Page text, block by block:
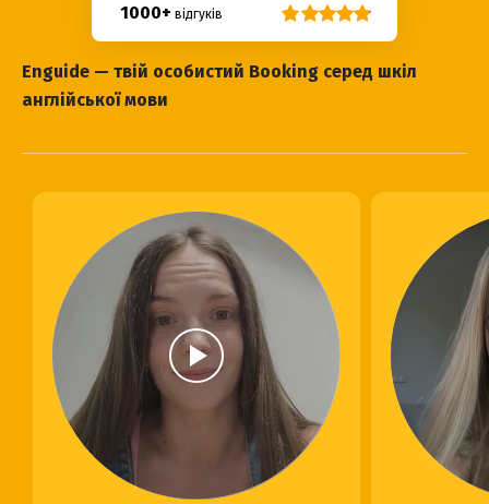
1000+ відгуків
Enguide — твій особистий Booking серед шкіл
англійської мови